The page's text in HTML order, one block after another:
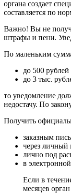
органа создает
составляется по
Важно! Вы не
штрафы и пени.
По маленьким
до 500
до 3 тыс.
то уведомление
недостачу. По
Получить
заказным
через личный
лично под
в
Если в
месяцев